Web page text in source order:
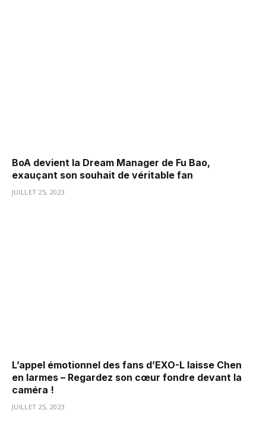
BoA devient la Dream Manager de Fu Bao,
exauçant son souhait de véritable fan
JUILLET 25, 2023
L’appel émotionnel des fans d’EXO-L laisse Chen
en larmes – Regardez son cœur fondre devant la
caméra !
JUILLET 25, 2023